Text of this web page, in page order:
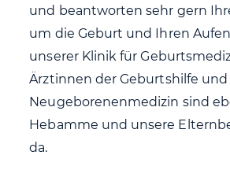
und beantworten sehr gern
um die Geburt und Ihren
unserer Klinik für
Ärztinnen der Geburtshilfe und
Neugeborenenmedizin sind
Hebamme und unsere
da.